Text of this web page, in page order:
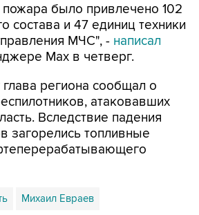
было привлечено 102
состава и 47 единиц техники
МЧС", - написал
Мах в четверг.
региона сообщал о
атаковавших
Вследствие падения
загорелись топливные
Михаил Евраев